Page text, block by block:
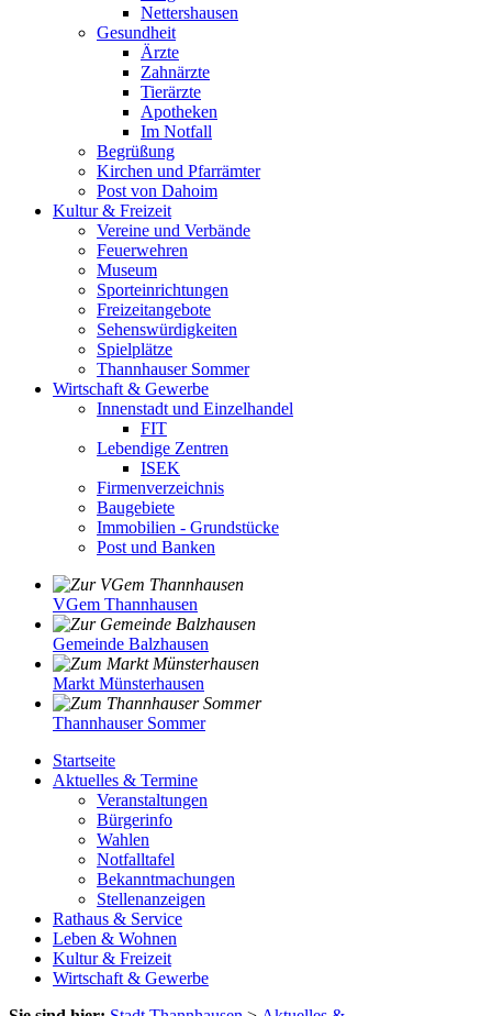
Nettershausen
Gesundheit
Ärzte
Zahnärzte
Tierärzte
Apotheken
Im Notfall
Begrüßung
Kirchen und Pfarrämter
Post von Dahoim
Kultur & Freizeit
Vereine und Verbände
Feuerwehren
Museum
Sporteinrichtungen
Freizeitangebote
Sehenswürdigkeiten
Spielplätze
Thannhauser Sommer
Wirtschaft & Gewerbe
Innenstadt und Einzelhandel
FIT
Lebendige Zentren
ISEK
Firmenverzeichnis
Baugebiete
Immobilien - Grundstücke
Post und Banken
VGem Thannhausen
Gemeinde Balzhausen
Markt Münsterhausen
Thannhauser Sommer
Startseite
Aktuelles & Termine
Veranstaltungen
Bürgerinfo
Wahlen
Notfalltafel
Bekanntmachungen
Stellenanzeigen
Rathaus & Service
Leben & Wohnen
Kultur & Freizeit
Wirtschaft & Gewerbe